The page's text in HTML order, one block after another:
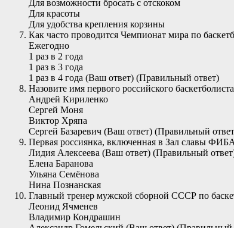
Для возможности бросать с отскоком
Для красоты
Для удобства крепления корзины
Как часто проводится Чемпионат мира по
Ежегодно
1 раз в 2 года
1 раз в 3 года
1 раз в 4 года (Ваш ответ) (Правильный ответ)
Назовите имя первого российского
Андрей Кириленко
Сергей Моня
Виктор Хряпа
Сергей Базаревич (Ваш ответ) (Правильный
Первая россиянка, включенная в Зал славы
Лидия Алексеева (Ваш ответ) (Правильный
Елена Баранова
Ульяна Семёнова
Нина Познанская
Главный тренер мужской сборной СССР по
Леонид Ячменев
Владимир Кондрашин